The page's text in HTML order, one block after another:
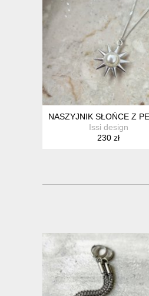
NASZYJNIK SŁOŃCE Z
Issi design
230 zł